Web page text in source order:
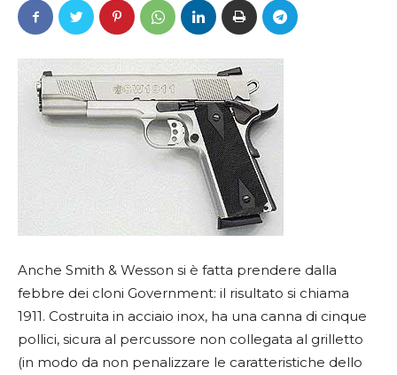
Anche Smith & Wesson si è fatta prendere dalla
febbre dei cloni Government: il risultato si chiama
1911. Costruita in acciaio inox, ha una canna di cinque
pollici, sicura al percussore non collegata al grilletto
(in modo da non penalizzare le caratteristiche dello